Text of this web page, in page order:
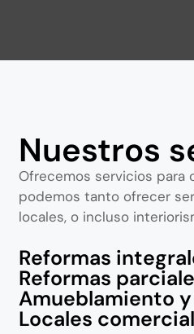
Nuestros
Ofrecemos servicios para
podemos tanto ofrecer
locales, o incluso
Reformas
Reformas
Amueblamiento
Locales